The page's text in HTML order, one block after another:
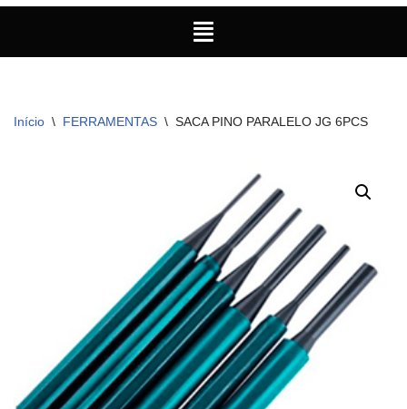
Início \ FERRAMENTAS \ SACA PINO PARALELO JG 6PCS